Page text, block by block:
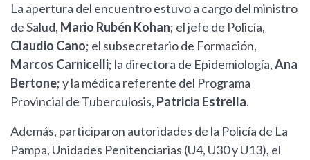
La apertura del encuentro estuvo a cargo del ministro
de Salud, Mario Rubén Kohan; el jefe de Policía,
Claudio Cano; el subsecretario de Formación,
Marcos Carnicelli; la directora de Epidemiología,Ana
Bertone; y la médica referente del Programa
Provincial de Tuberculosis, Patricia Estrella.
Además, participaron autoridades de la Policía de La
Pampa, Unidades Penitenciarias (U4, U30 y U13), el